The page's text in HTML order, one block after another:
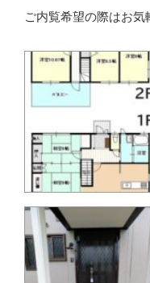
ご内覧希望の際はお気